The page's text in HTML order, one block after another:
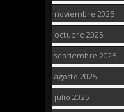
noviembre 2025
octubre 2025
septiembre 2025
agosto 2025
julio 2025